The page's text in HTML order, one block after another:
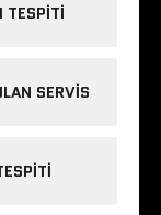
TESPITI
SERVIS